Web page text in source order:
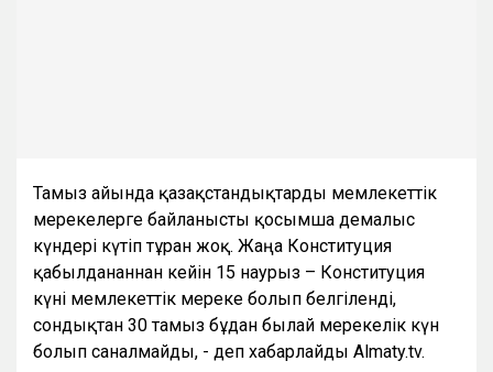
Тамыз айында қазақстандықтарды мемлекеттік
мерекелерге байланысты қосымша демалыс
күндері күтіп тұрған жоқ. Жаңа Конституция
қабылданғаннан кейін 15 наурыз – Конституция
күні мемлекеттік мереке болып белгіленді,
сондықтан 30 тамыз бұдан былай мерекелік күн
болып саналмайды, - деп хабарлайды Almaty.tv.